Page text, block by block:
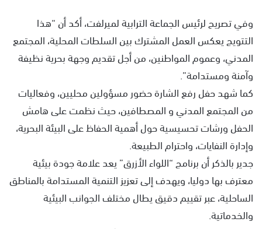
وفي تصريح لرئيس الجماعة الترابية لميرلفت، أكد أن “هذا
التتويج يعكس العمل المشترك بين السلطات المحلية، المجتمع
المدني، وعموم المواطنين، من أجل تقديم وجهة بحرية نظيفة
وآمنة ومستدامة”.
كما شهد حفل رفع الشارة حضور مسؤولين محليين، وفعاليات
من المجتمع المدني و المصطافين، حيث نظمت على هامش
الحفل ورشات تحسيسية حول أهمية الحفاظ على البيئة البحرية،
وإدارة النفايات، واحترام الطبيعة.
جدير بالذكر أن برنامج “اللواء الأزرق” يعد علامة جودة بيئية
معترف بها دوليا، ويهدف إلى تعزيز التنمية المستدامة بالمناطق
الساحلية، عبر تقييم دقيق يطال مختلف الجوانب البيئية
والخدماتية.